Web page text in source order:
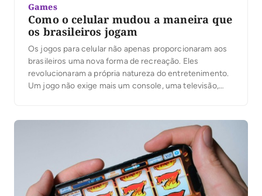
Games
Como o celular mudou a maneira que
os brasileiros jogam
Os jogos para celular não apenas proporcionaram aos
brasileiros uma nova forma de recreação. Eles
revolucionaram a própria natureza do entretenimento.
Um jogo não exige mais um console, uma televisão,
pode transformar uma viagem de […]